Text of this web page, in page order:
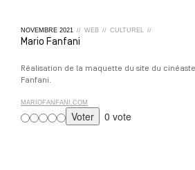
NOVEMBRE 2021 // WEB // CULTUREL //
Mario Fanfani
Réalisation de la maquette du site du
Fanfani.
MARIOFANFANI.COM
0 vote